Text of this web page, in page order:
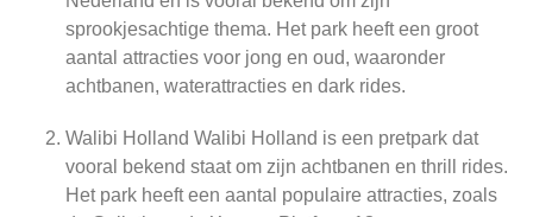
sprookjesachtige thema. Het park heeft een groot
aantal attracties voor jong en oud, waaronder
achtbanen, waterattracties en dark rides.
Walibi Holland Walibi Holland is een pretpark dat
vooral bekend staat om zijn achtbanen en thrill rides.
Het park heeft een aantal populaire attracties, zoals